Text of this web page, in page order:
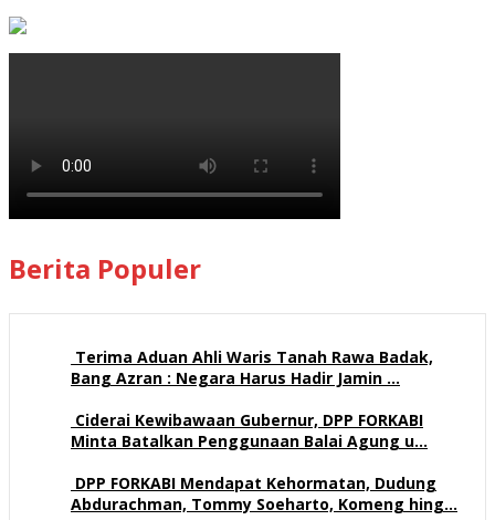
Berita Populer
Terima Aduan Ahli Waris Tanah Rawa Badak,
Bang Azran : Negara Harus Hadir Jamin …
Ciderai Kewibawaan Gubernur, DPP FORKABI
Minta Batalkan Penggunaan Balai Agung u…
DPP FORKABI Mendapat Kehormatan, Dudung
Abdurachman, Tommy Soeharto, Komeng hing…